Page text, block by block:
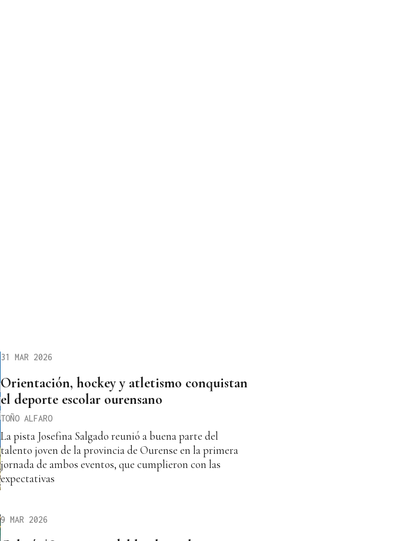
31 MAR 2026
Orientación, hockey y atletismo conquistan
el deporte escolar ourensano
TOÑO ALFARO
La pista Josefina Salgado reunió a buena parte del
talento joven de la provincia de Ourense en la primera
jornada de ambos eventos, que cumplieron con las
expectativas
9 MAR 2026